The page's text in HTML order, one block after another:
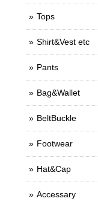
Tops
Shirt&Vest etc
Pants
Bag&Wallet
BeltBuckle
Footwear
Hat&Cap
Accessary